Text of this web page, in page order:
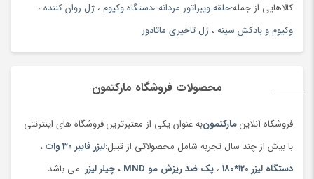
کالاهایی از جمله:حلقه ویبراتور مردانه ،دستگاه وکیوم ، ژل روان کننده ،
وکیوم و بادکش سینه ، ژل تاخیری ماتادور
محصولات فروشگاه مارکتمون
فروشگاه آنلاینمارکتمونبه عنوان یکی از معتبرترین فروشگاه های اینترنتی
با بیش از چند سال تجربه شامل محصولاتی از قبیل:لیزر فایبر 30 وات
،
دستگاه لیزر 120*180
، پک ضد ریزش مو MND ، چیلر لیزر می باشد.